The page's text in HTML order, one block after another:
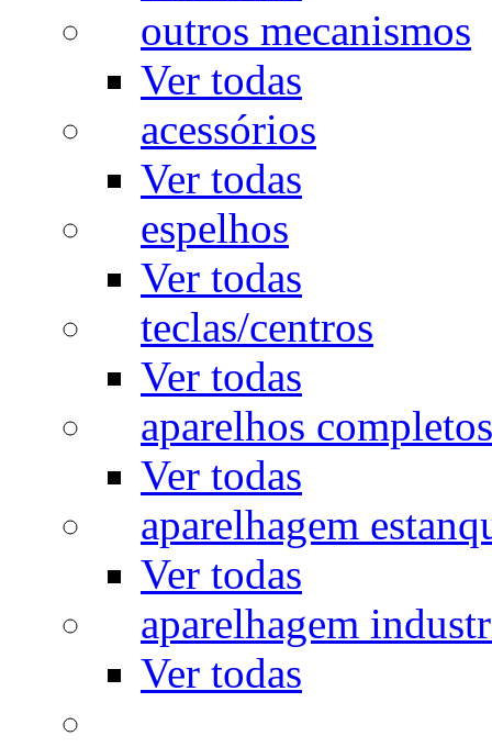
outros mecanismos
Ver todas
acessórios
Ver todas
espelhos
Ver todas
teclas/centros
Ver todas
aparelhos completos
Ver todas
aparelhagem
Ver todas
aparelhagem
Ver todas